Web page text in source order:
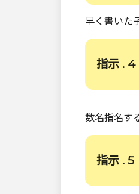
早く書いた
指示 . 4
数名指名す
指示 . 5